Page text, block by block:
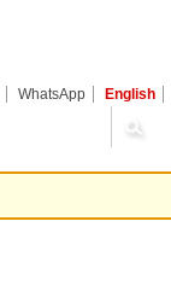
WhatsApp English